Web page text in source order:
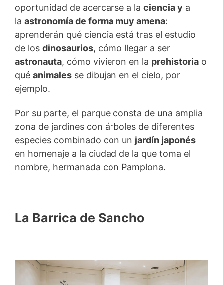
oportunidad de acercarse a la cienciay a
la astronomíade forma muy amena:
aprenderán qué ciencia está tras el estudio
de los dinosaurios, cómo llegar a ser
astronauta, cómo vivieron en la prehistoria o
qué animales se dibujan en el cielo, por
ejemplo.
Por su parte, el parque consta de una amplia
zona de jardines con árboles de diferentes
especies combinado con un jardín japonés
en homenaje a la ciudad de la que toma el
nombre, hermanada con Pamplona.
La Barrica de Sancho